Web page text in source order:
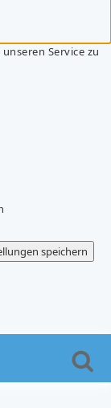
Service zu
speichern